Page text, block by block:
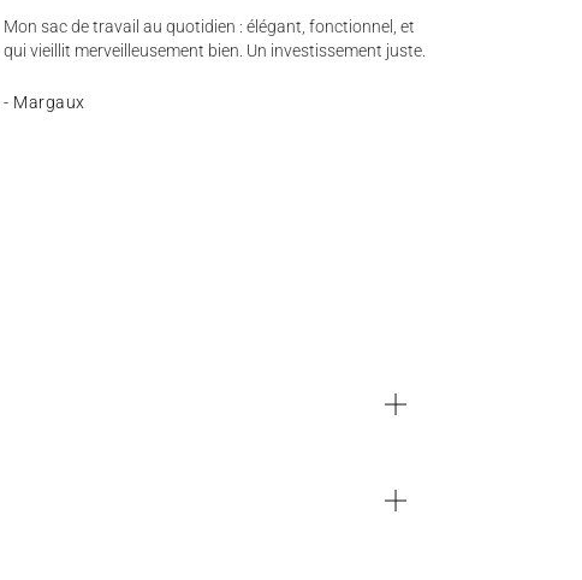
Mon sac de travail au quotidien : élégant, fonctionnel, et
qui vieillit merveilleusement bien. Un investissement juste.
- Margaux